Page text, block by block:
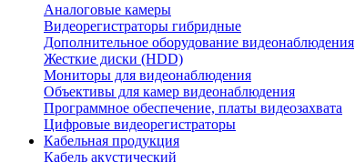
Аналоговые камеры
Видеорегистраторы гибридные
Дополнительное оборудование видеонаблюдения
Жесткие диски (HDD)
Мониторы для видеонаблюдения
Объективы для камер видеонаблюдения
Программное обеспечение, платы видеозахвата
Цифровые видеорегистраторы
Кабельная продукция
Кабель акустический